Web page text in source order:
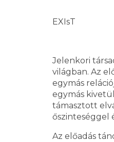
EXIsT
Jelenkori
világban. Az
egymás
egymás
támasztott
őszinteséggel
Az előadás